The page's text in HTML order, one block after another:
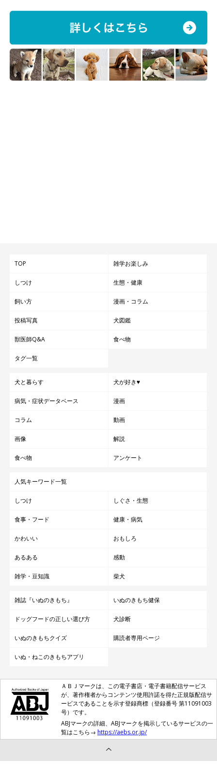
TOP 雑学お楽しみ
しつけ 生態・健康
飼い方 漫画・コラム
投稿写真 犬図鑑
獣医師Q&A 食べ物
タグ一覧
犬と暮らす 犬が好き♥
病気・症状データベース 漫画
コラム 動画
画像 解説
食べ物 アンケート
人気キーワード一覧
しつけ しぐさ・生態
食事・フード 健康・病気
かわいい おもしろ
あるある 感動
雑学・豆知識 柴犬
雑誌『いぬのきもち』 いぬのきもち健保
ドッグフードの正しい選び方 犬診断
いぬのきもちクイズ 購読者専用ページ
いぬ・ねこのきもちアプリ
ＡＢＪマークは、この電子書店・電子書籍配信サービス
が、著作権者からコンテンツ使用許諾を得た正規版配信サ
ービスであることを示す登録商標（登録番号 第11091003
号）です。
ABJマークの詳細、ABJマークを掲示しているサービスの一
覧はこちら→ https://aebs.or.jp/